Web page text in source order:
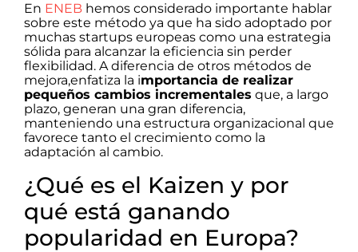
En ENEB hemos considerado importante hablar
sobre este método ya que ha sido adoptado por
muchas startups europeas como una estrategia
sólida para alcanzar la eficiencia sin perder
flexibilidad. A diferencia de otros métodos de
mejora,enfatiza la importancia de realizar
pequeños cambios incrementales que, a largo
plazo, generan una gran diferencia,
manteniendo una estructura organizacional que
favorece tanto el crecimiento como la
adaptación al cambio.
¿Qué es el Kaizen y por
qué está ganando
popularidad en Europa?